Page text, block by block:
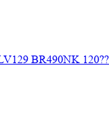
BR490NK